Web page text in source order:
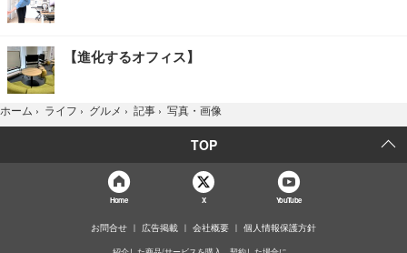
【進化するオフィス】
ホーム › ライフ › グルメ › 記事 › 写真・画像
TOP
Home X YouTube
お問合せ 広告掲載 会社概要 個人情報保護方針